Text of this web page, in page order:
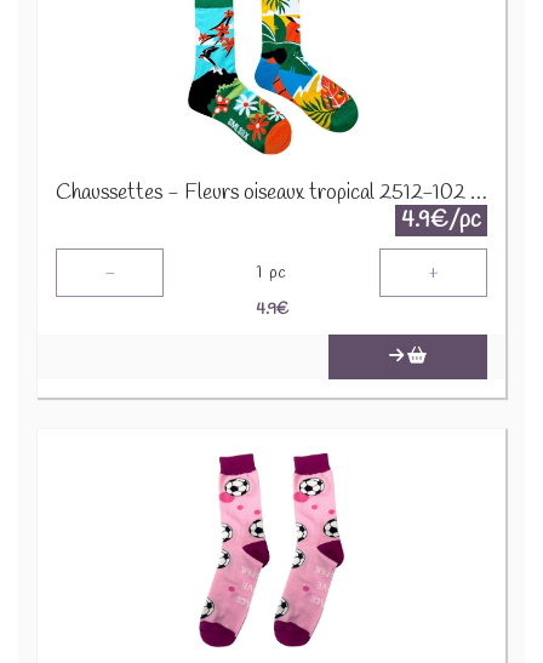
Chaussettes - Fleurs oiseaux tropical 2512-102 Taille 36-43
4.9€/pc
- 1 pc +
4.9€